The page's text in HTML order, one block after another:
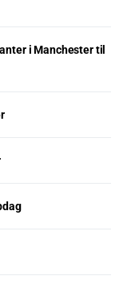
i Manchester til